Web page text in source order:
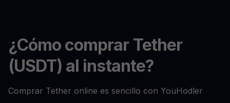
¿Cómo comprar Tether
(USDT) al instante?
Comprar Tether online es sencillo con YouHodler